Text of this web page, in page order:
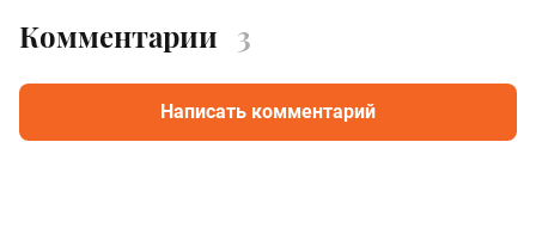
Комментарии 3
Написать комментарий